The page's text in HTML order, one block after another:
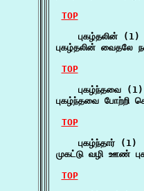
TOP
    புகழ்தலின் (1)
புகழ்தலின் வைதலே
TOP
    புகழ்ந்தவை (1)
புகழ்ந்தவை போற்றி
TOP
    புகழ்ந்தார் (1)
முகட்டு வழி ஊண்
TOP